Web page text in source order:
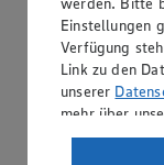
Einstellungen
Verfügung
Link zu den
unserer
mehr über
Verarbeitung